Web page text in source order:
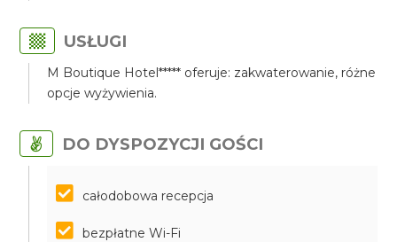
USŁUGI
M Boutique Hotel***** oferuje: zakwaterowanie, różne
opcje wyżywienia.
DO DYSPOZYCJI GOŚCI
całodobowa recepcja
bezpłatne Wi-Fi